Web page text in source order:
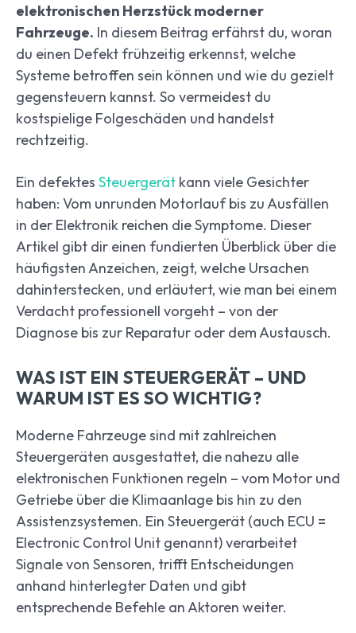
elektronischen Herzstück moderner
Fahrzeuge. In diesem Beitrag erfährst du, woran
du einen Defekt frühzeitig erkennst, welche
Systeme betroffen sein können und wie du gezielt
gegensteuern kannst. So vermeidest du
kostspielige Folgeschäden und handelst
rechtzeitig.
Ein defektes Steuergerät kann viele Gesichter
haben: Vom unrunden Motorlauf bis zu Ausfällen
in der Elektronik reichen die Symptome. Dieser
Artikel gibt dir einen fundierten Überblick über die
häufigsten Anzeichen, zeigt, welche Ursachen
dahinterstecken, und erläutert, wie man bei einem
Verdacht professionell vorgeht – von der
Diagnose bis zur Reparatur oder dem Austausch.
WAS IST EIN STEUERGERÄT – UND
WARUM IST ES SO WICHTIG?
Moderne Fahrzeuge sind mit zahlreichen
Steuergeräten ausgestattet, die nahezu alle
elektronischen Funktionen regeln – vom Motor und
Getriebe über die Klimaanlage bis hin zu den
Assistenzsystemen. Ein Steuergerät (auch ECU =
Electronic Control Unit genannt) verarbeitet
Signale von Sensoren, trifft Entscheidungen
anhand hinterlegter Daten und gibt
entsprechende Befehle an Aktoren weiter.